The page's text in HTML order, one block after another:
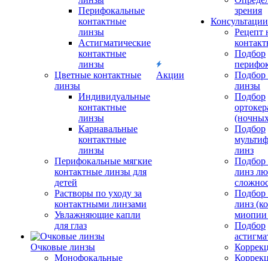
Перифокальные
контактные
линзы
Астигматические
контактные
линзы
Цветные контактные
линзы
Индивидуальные
контактные
линзы
Карнавальные
контактные
линзы
Перифокальные мягкие
контактные линзы для
детей
Растворы по уходу за
контактными линзами
Увлажняющие капли
для глаз
Очковые линзы
Монофокальные
Акции
зрения
Рецепт
Подбор
Подбор
линзы
Подбор
Подбор
линз
Подбор
линз
Подбор
линз
миопии
Подбор